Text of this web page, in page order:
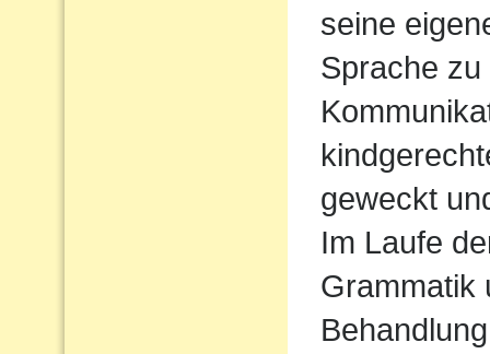
seine
Sprache
geweckt
Im Laufe
Grammatik